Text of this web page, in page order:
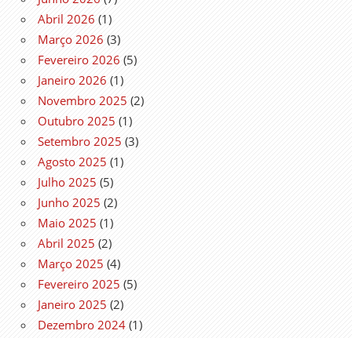
Abril 2026 (1)
Março 2026 (3)
Fevereiro 2026 (5)
Janeiro 2026 (1)
Novembro 2025 (2)
Outubro 2025 (1)
Setembro 2025 (3)
Agosto 2025 (1)
Julho 2025 (5)
Junho 2025 (2)
Maio 2025 (1)
Abril 2025 (2)
Março 2025 (4)
Fevereiro 2025 (5)
Janeiro 2025 (2)
Dezembro 2024 (1)